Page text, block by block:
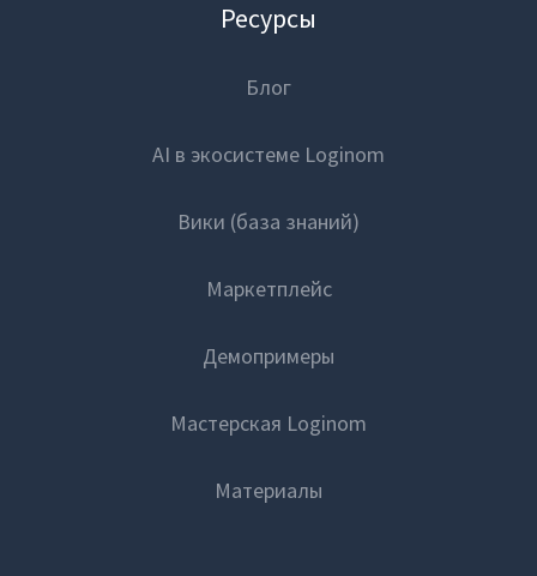
Ресурсы
Блог
AI в экосистеме Loginom
Вики (база знаний)
Маркетплейс
Демопримеры
Мастерская Loginom
Материалы